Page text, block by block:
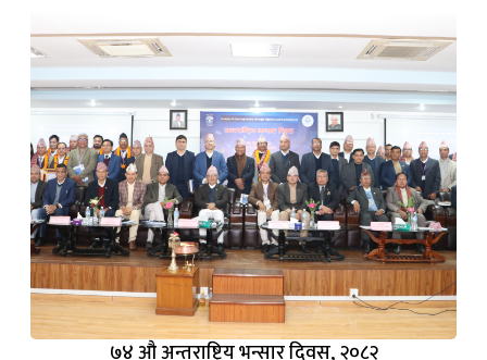
७४ औ अन्तराष्ट्रिय भन्सार दिवस, २०८२
५फोटोहरू